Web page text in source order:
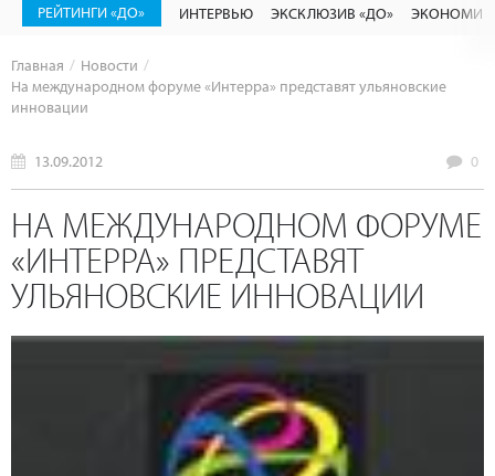
РЕЙТИНГИ «ДО» ИНТЕРВЬЮ ЭКСКЛЮЗИВ «ДО»
Главная
Новости
На международном форуме «Интерра» представят ульяновские
инновации
13.09.2012 0
НА МЕЖДУНАРОДНОМ ФОРУМЕ
«ИНТЕРРА» ПРЕДСТАВЯТ
УЛЬЯНОВСКИЕ ИННОВАЦИИ